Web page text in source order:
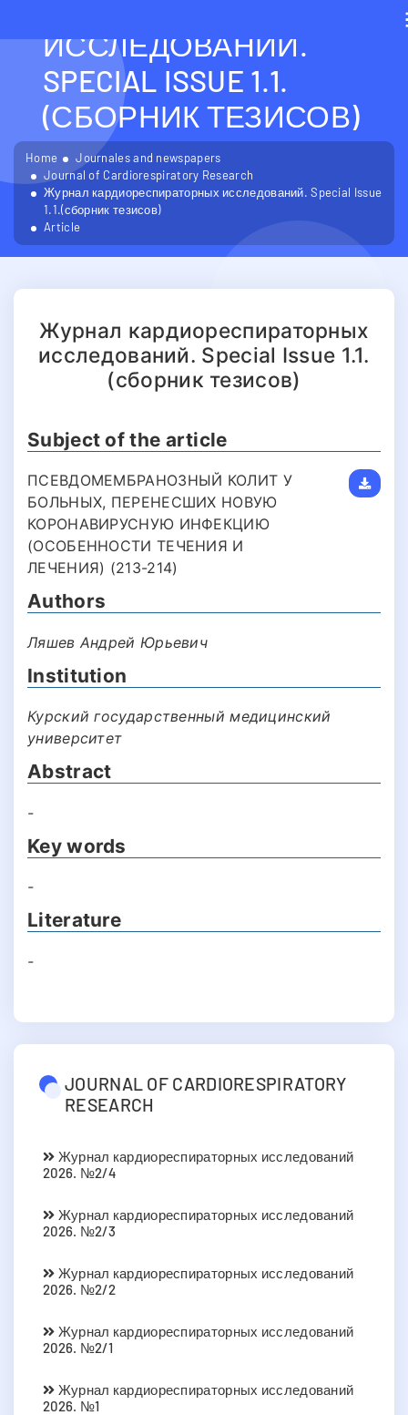
ИССЛЕДОВАНИЙ.
SPECIAL ISSUE 1.1.
(СБОРНИК ТЕЗИСОВ)
Home
Journales and newspapers
Journal of Cardiorespiratory Research
Журнал кардиореспираторных исследований. Special Issue
1.1.(сборник тезисов)
Article
Журнал кардиореспираторных
исследований. Special Issue 1.1.
(сборник тезисов)
Subject of the article
ПСЕВДОМЕМБРАНОЗНЫЙ КОЛИТ У
БОЛЬНЫХ, ПЕРЕНЕСШИХ НОВУЮ
КОРОНАВИРУСНУЮ ИНФЕКЦИЮ
(ОСОБЕННОСТИ ТЕЧЕНИЯ И
ЛЕЧЕНИЯ) (213-214)
Authors
Ляшев Андрей Юрьевич
Institution
Курский государственный медицинский
университет
Abstract
-
Key words
-
Literature
-
JOURNAL OF CARDIORESPIRATORY
RESEARCH
Журнал кардиореспираторных исследований
2026. №2/4
Журнал кардиореспираторных исследований
2026. №2/3
Журнал кардиореспираторных исследований
2026. №2/2
Журнал кардиореспираторных исследований
2026. №2/1
Журнал кардиореспираторных исследований
2026. №1